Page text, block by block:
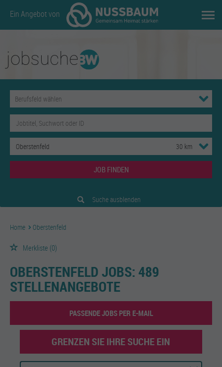
Ein Angebot von
JOB FINDEN
Suche ausblenden
Home Oberstenfeld
Merkliste (0)
OBERSTENFELD JOBS: 489
STELLENANGEBOTE
PASSENDE JOBS PER E-MAIL
GRENZEN SIE IHRE SUCHE EIN